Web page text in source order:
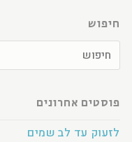
חיפוש
פוסטים אחרונים
לזעוק עד לב שמים